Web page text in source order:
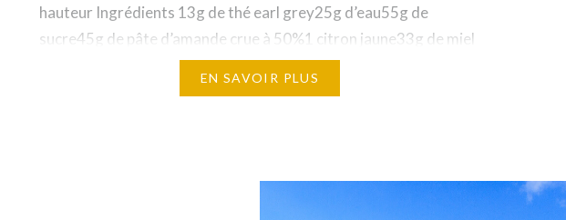
hauteur Ingrédients 13g de thé earl grey25g d’eau55g de
sucre45g de pâte d’amande crue à 50%1 citron jaune33g de miel
d’accacia135g d’oeuf100g de farine T553g…
EN SAVOIR PLUS